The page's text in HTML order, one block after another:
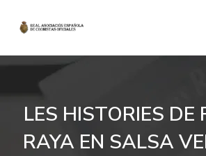
LES HISTORIES DE
RAYA EN SALSA